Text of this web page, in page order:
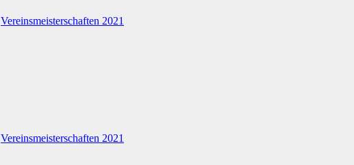
Vereinsmeisterschaften 2021
Vereinsmeisterschaften 2021